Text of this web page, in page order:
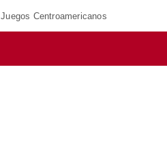
Juegos Centroamericanos